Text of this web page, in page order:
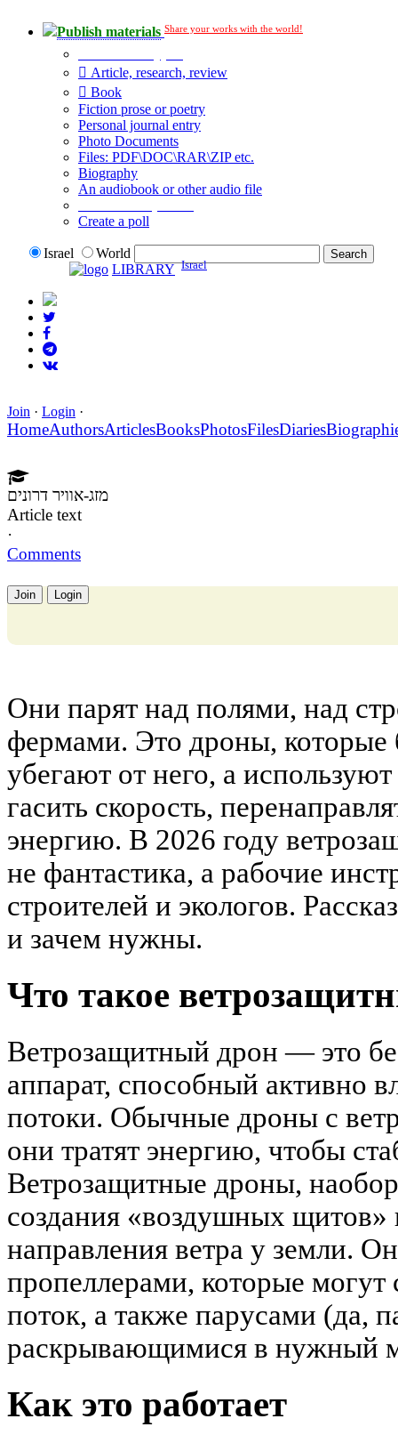
Publish materials Share your works with the world!
Article, research, review
Book
Fiction prose or poetry
Personal journal entry
Photo Documents
Files: PDF\DOC\RAR\ZIP etc.
Biography
An audiobook or other audio file
Create a poll
Israel
World
LIBRARY Israel
Join · Login ·
HomeAuthorsArticlesBooksPhotosFilesDiaries
מזג-אוויר דרונים
Article text
·
Comments
Join Login
Они парят над полями, над
фермами. Это дроны, которые
убегают от него, а
гасить скорость,
энергию. В 2026 году
не фантастика, а рабочие
строителей и экологов.
и зачем нужны.
Что такое
Ветрозащитный дрон — это
аппарат, способный активно
потоки. Обычные дроны с
они тратят энергию, чтобы
Ветрозащитные дроны,
создания «воздушных щитов»
направления ветра у земли.
пропеллерами, которые могут
поток, а также парусами (да,
раскрывающимися в нужный
Как это работает